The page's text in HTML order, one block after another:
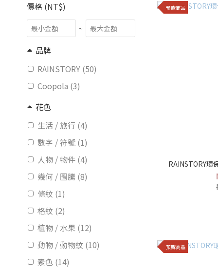
價格 (NT$)
~
品牌
RAINSTORY (50)
Coopola (3)
花色
生活 / 旅行 (4)
數字 / 符號 (1)
人物 / 物件 (4)
幾何 / 圖騰 (8)
條紋 (1)
格紋 (2)
植物 / 水果 (12)
動物 / 動物紋 (10)
素色 (14)
預購商品
RAINSTORY環
預購商品